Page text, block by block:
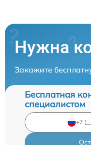
Нужна
Закажите
Бесплатная
специалистом